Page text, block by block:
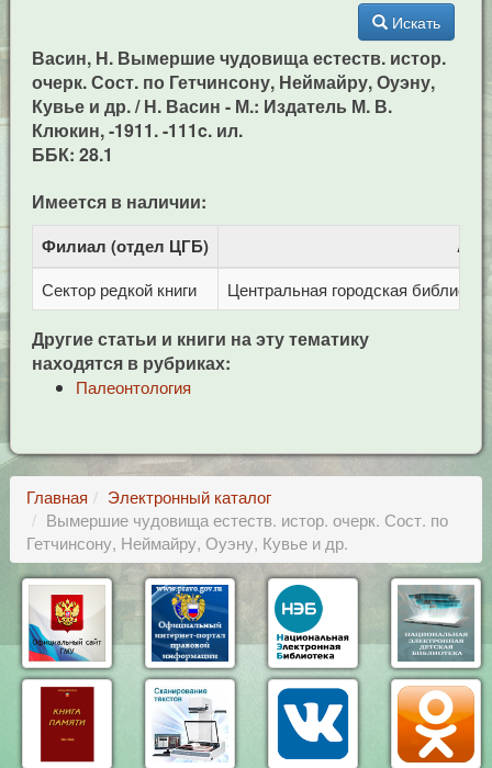
Искать
Васин, Н. Вымершие чудовища естеств. истор.
очерк. Сост. по Гетчинсону, Неймайру, Оуэну,
Кувье и др. / Н. Васин - М.: Издатель М. В.
Клюкин, -1911. -111c. ил.
ББК: 28.1
Имеется в наличии:
Филиал (отдел ЦГБ)
Сектор редкой книги Центральная городская
Другие статьи и книги на эту тематику
находятся в рубриках:
Палеонтология
Главная
Электронный каталог
Вымершие чудовища естеств. истор. очерк. Сост. по
Гетчинсону, Неймайру, Оуэну, Кувье и др.